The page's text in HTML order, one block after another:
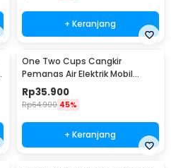
+ Keranjang
One Two Cups Cangkir
Pemanas Air Elektrik Mobil
Travel Mug 450ml - NJ88
Rp35.900
Rp64.900 45%
+ Keranjang